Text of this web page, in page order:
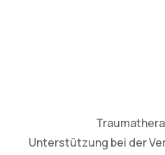
Unterstützung bei der